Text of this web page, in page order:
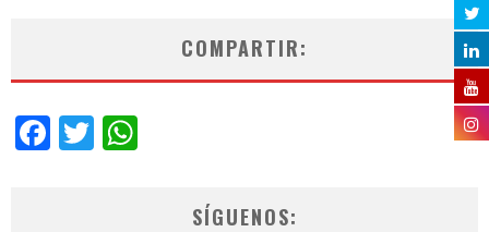
COMPARTIR:
Facebook
Twitter
SÍGUENOS: